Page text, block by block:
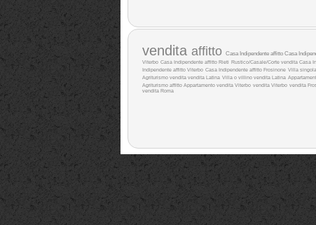
vendita affitto Casa Indipendente affitto Casa
Viterbo Casa Indipendente affitto Rieti Rustico/Casale/Corte vendita Casa
Indipendente affitto Viterbo Casa Indipendente affitto Frosinone Villa
Agriturismo vendita vendita Latina Villa o villino vendita Latina
Agriturismo affitto Appartamento vendita Viterbo vendita Viterbo vendita
vendita Roma